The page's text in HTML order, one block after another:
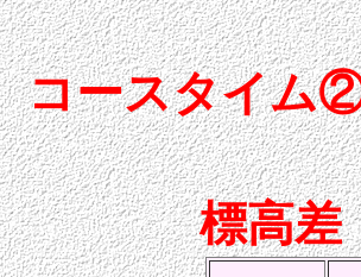
コースタイム
標高差